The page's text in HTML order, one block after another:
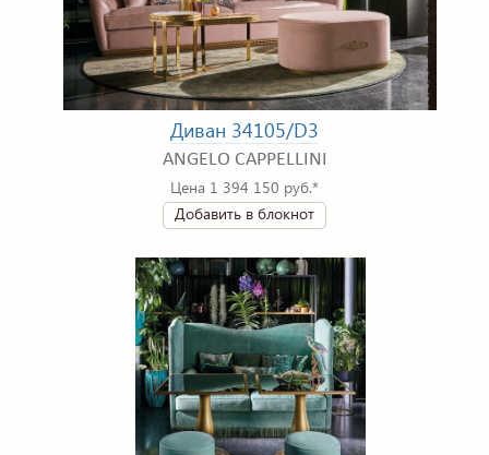
Диван 34105/D3
ANGELO CAPPELLINI
Цена 1 394 150 руб.*
Добавить в блокнот